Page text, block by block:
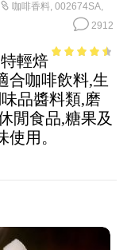
咖啡香料, 002674SA,
2912
of 5
輕焙
合咖啡飲料,生
品醬料類,磨
閒食品,糖果及
用。